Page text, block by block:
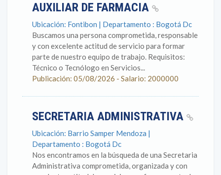
AUXILIAR DE FARMACIA
Ubicación: Fontibon | Departamento : Bogotá Dc
Buscamos una persona comprometida, responsable
y con excelente actitud de servicio para formar
parte de nuestro equipo de trabajo. Requisitos:
Técnico o Tecnólogo en Servicios...
Publicación: 05/08/2026 - Salario: 2000000
SECRETARIA ADMINISTRATIVA
Ubicación: Barrio Samper Mendoza |
Departamento : Bogotá Dc
Nos encontramos en la búsqueda de una Secretaria
Administrativa comprometida, organizada y con